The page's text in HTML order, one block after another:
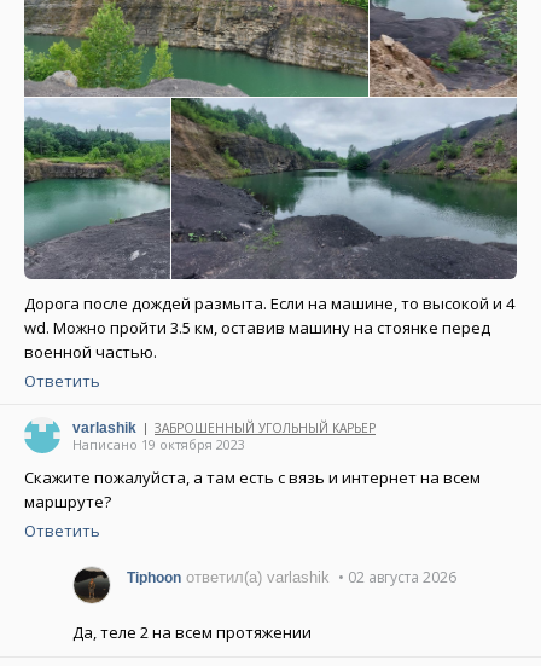
Дорога после дождей размыта. Если на машине, то высокой и 4
wd. Можно пройти 3.5 км, оставив машину на стоянке перед
военной частью.
Ответить
varlashik | ЗАБРОШЕННЫЙ УГОЛЬНЫЙ КАРЬЕР
Написано 19 октября 2023
Скажите пожалуйста, а там есть с вязь и интернет на всем
маршруте?
Ответить
Tiphoon ответил(а) varlashik • 02 августа 2026
Да, теле 2 на всем протяжении